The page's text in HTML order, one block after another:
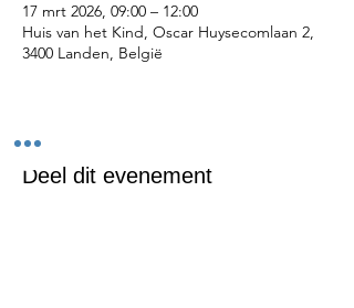
17 mrt 2026, 09:00 – 12:00
Huis van het Kind, Oscar Huysecomlaan 2,
3400 Landen, België
Deel dit evenement